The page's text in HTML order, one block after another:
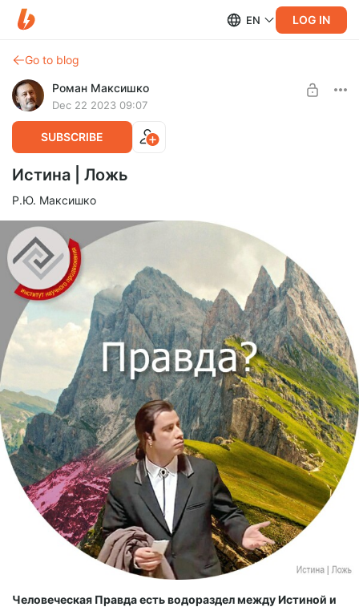
EN LOG IN
Go to blog
Роман Максишко
Dec 22 2023 09:07
SUBSCRIBE
Истина | Ложь
Р.Ю. Максишко
Человеческая Правда есть водораздел между Истиной и